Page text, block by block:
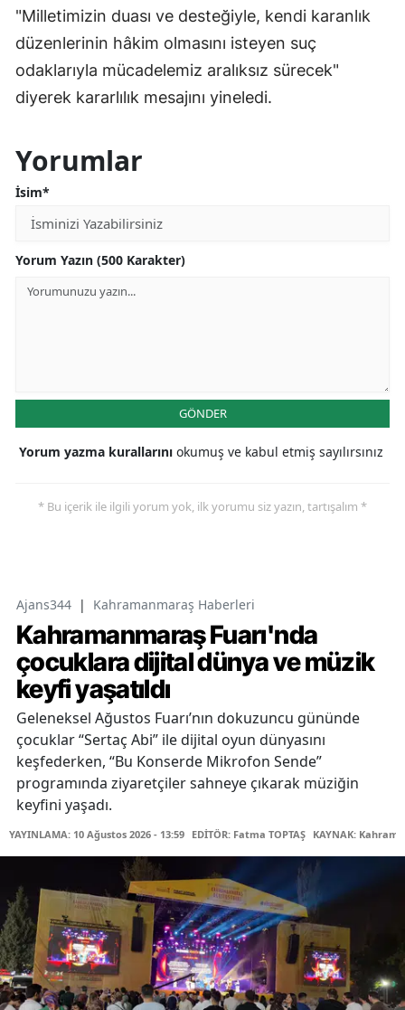
"Milletimizin duası ve desteğiyle, kendi karanlık
düzenlerinin hâkim olmasını isteyen suç
odaklarıyla mücadelemiz aralıksız sürecek"
diyerek kararlılık mesajını yineledi.
Yorumlar
İsim*
Yorum Yazın (500 Karakter)
GÖNDER
Yorum yazma kurallarını okumuş ve kabul etmiş sayılırsınız
* Bu içerik ile ilgili yorum yok, ilk yorumu siz yazın, tartışalım *
Ajans344 | Kahramanmaraş Haberleri
Kahramanmaraş Fuarı'nda
çocuklara dijital dünya ve müzik
keyfi yaşatıldı
Geleneksel Ağustos Fuarı’nın dokuzuncu gününde
çocuklar “Sertaç Abi” ile dijital oyun dünyasını
keşfederken, “Bu Konserde Mikrofon Sende”
programında ziyaretçiler sahneye çıkarak müziğin
keyfini yaşadı.
YAYINLAMA: 10 Ağustos 2026 - 13:59 EDİTÖR: Fatma TOPTAŞ KAYNAK: